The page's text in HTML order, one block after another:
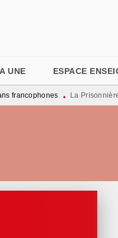
UNE ESPACE
francophones • La